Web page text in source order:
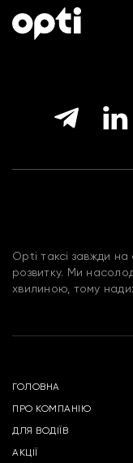
Opti таксі завжди на
розвитку. Ми
хвилиною, тому
ГОЛОВНА
ПРО КОМПАНІЮ
ДЛЯ ВОДІЇВ
АКЦІЇ